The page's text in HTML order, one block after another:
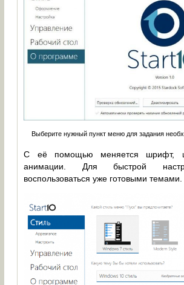
Выберите нужный пункт меню для задания
С её помощью меняется шрифт,
анимации. Для быстрой
воспользоваться уже готовыми темами.